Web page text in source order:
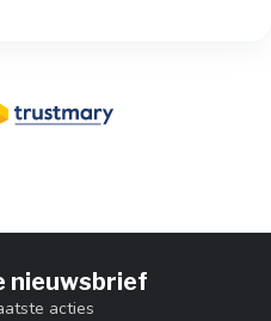
nieuwsbrief
acties